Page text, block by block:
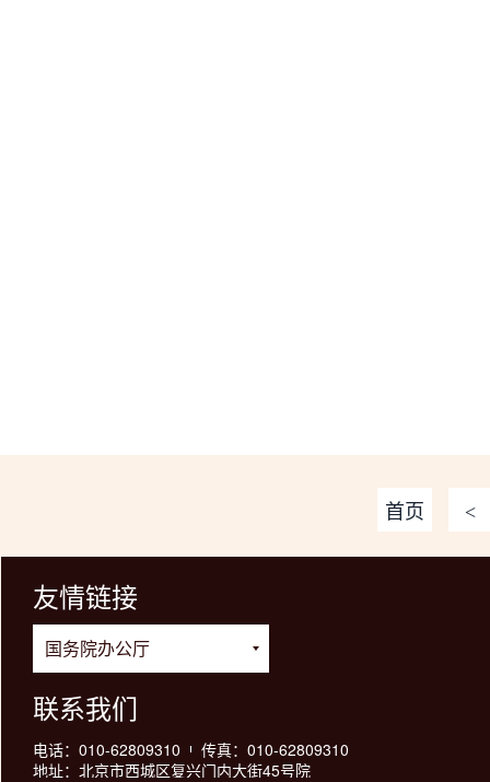
首页 <
友情链接
联系我们
电话：010-62809310
传真：010-62809310
地址：北京市西城区复兴门内大街45号院